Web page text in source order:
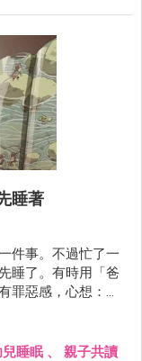
睡著
件事。不過忙了一
睡了。有時用「爸
罪惡感，心想：
他家長談起這件
大家開始買文字比
睡眠、 親子共讀